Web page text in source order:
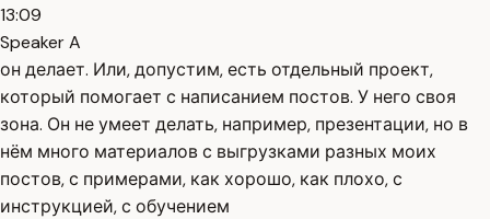
13:09
Speaker A
он делает. Или, допустим, есть отдельный проект,
который помогает с написанием постов. У него своя
зона. Он не умеет делать, например, презентации, но в
нём много материалов с выгрузками разных моих
постов, с примерами, как хорошо, как плохо, с
инструкцией, с обучением